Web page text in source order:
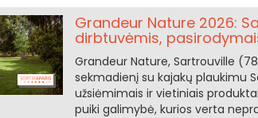
Grandeur Nature 2026:
dirbtuvėmis,
Grandeur Nature, Sartrouville
sekmadienį su kajakų plaukimu
užsiėmimais ir vietiniais
puiki galimybė, kurios verta